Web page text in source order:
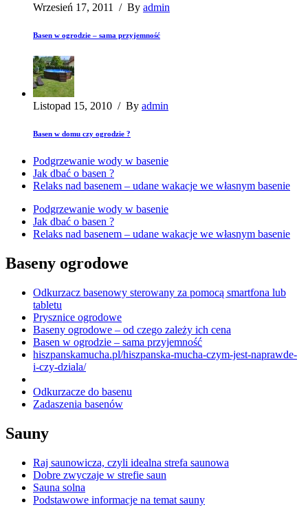
Wrzesień 17, 2011 / By admin
Basen w ogrodzie – sama przyjemność
Listopad 15, 2010 / By admin
Basen w domu czy ogrodzie ?
Podgrzewanie wody w basenie
Jak dbać o basen ?
Relaks nad basenem – udane wakacje we własnym basenie
Podgrzewanie wody w basenie
Jak dbać o basen ?
Relaks nad basenem – udane wakacje we własnym basenie
Baseny ogrodowe
Odkurzacz basenowy sterowany za pomocą smartfona lub
tabletu
Prysznice ogrodowe
Baseny ogrodowe – od czego zależy ich cena
Basen w ogrodzie – sama przyjemność
hiszpanskamucha.pl/hiszpanska-mucha-czym-jest-naprawde-
i-czy-dziala/
Odkurzacze do basenu
Zadaszenia basenów
Sauny
Raj saunowicza, czyli idealna strefa saunowa
Dobre zwyczaje w strefie saun
Sauna solna
Podstawowe informacje na temat sauny